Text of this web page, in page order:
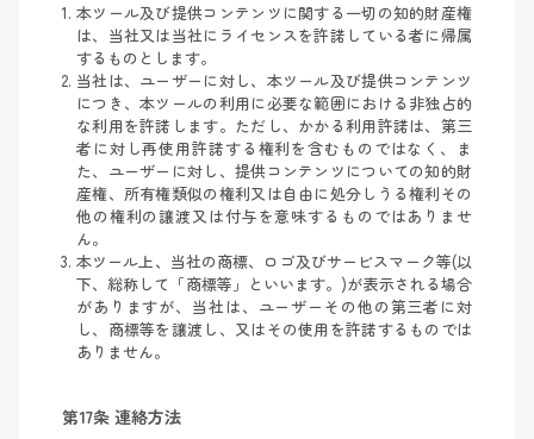
本ツール及び提供コンテンツに関する一切の知的財産権
は、当社又は当社にライセンスを許諾している者に帰属
するものとします。
当社は、ユーザーに対し、本ツール及び提供コンテンツ
につき、本ツールの利用に必要な範囲における非独占的
な利用を許諾します。ただし、かかる利用許諾は、第三
者に対し再使用許諾する権利を含むものではなく、ま
た、ユーザーに対し、提供コンテンツについての知的財
産権、所有権類似の権利又は自由に処分しうる権利その
他の権利の譲渡又は付与を意味するものではありませ
ん。
本ツール上、当社の商標、ロゴ及びサービスマーク等(以
下、総称して「商標等」といいます。)が表示される場合
がありますが、当社は、ユーザーその他の第三者に対
し、商標等を譲渡し、又はその使用を許諾するものでは
ありません。
第17条 連絡方法